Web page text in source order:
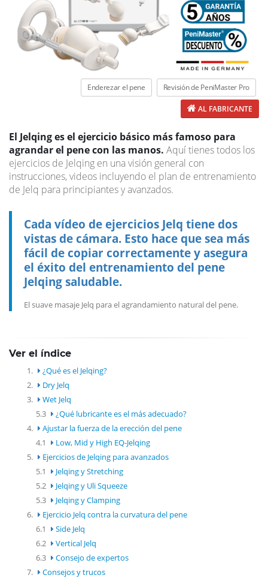
Enderezar el pene Revisión de PeniMaster Pro
AL FABRICANTE
El Jelqing es el ejercicio básico más famoso para
agrandar el pene con las manos. Aquí tienes todos los
ejercicios de Jelqing en una visión general con
instrucciones, videos incluyendo el plan de entrenamiento
de Jelq para principiantes y avanzados.
Cada vídeo de ejercicios Jelq tiene dos
vistas de cámara. Esto hace que sea más
fácil de copiar correctamente y asegura
el éxito del entrenamiento del pene
Jelqing saludable.
El suave masaje Jelq para el agrandamiento natural del pene.
Ver el índice
1.
¿Qué es el Jelqing?
2.
Dry Jelq
3.
Wet Jelq
5.3
¿Qué lubricante es el más adecuado?
4.
Ajustar la fuerza de la erección del pene
4.1
Low, Mid y High EQ-Jelqing
5.
Ejercicios de Jelqing para avanzados
5.1
Jelqing y Stretching
5.2
Jelqing y Uli Squeeze
5.3
Jelqing y Clamping
6.
Ejercicio Jelq contra la curvatura del pene
6.1
Side Jelq
6.2
Vertical Jelq
6.3
Consejo de expertos
7.
Consejos y trucos